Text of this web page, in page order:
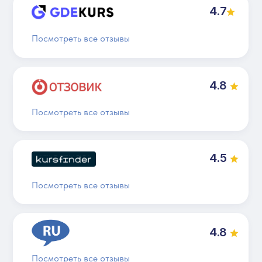
Посмотреть все отзывы
Посмотреть все отзывы
Посмотреть все отзывы
Посмотреть все отзывы
4.7
4.8
4.8
4.5